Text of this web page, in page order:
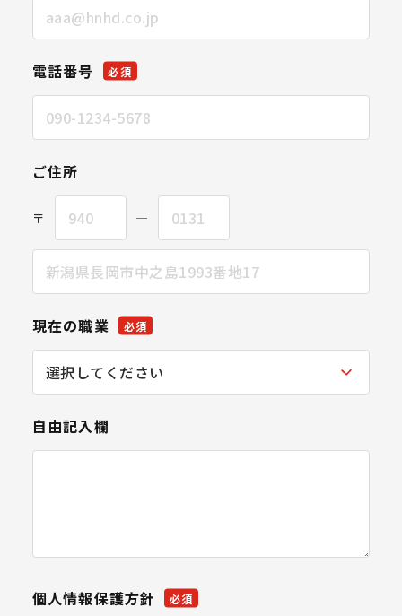
電話番号 必須
ご住所
〒 ―
現在の職業 必須
自由記入欄
個人情報保護方針 必須